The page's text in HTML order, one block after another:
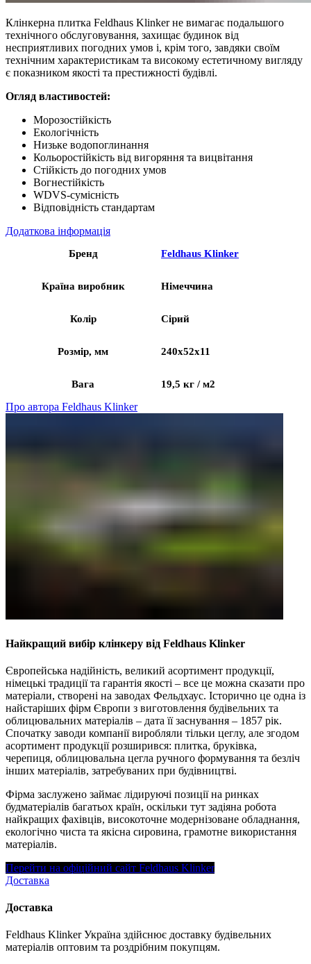
Клінкерна плитка Feldhaus Klinker не вимагає подальшого
технічного обслуговування, захищає будинок від
несприятливих погодних умов і, крім того, завдяки своїм
технічним характеристикам та високому естетичному вигляду
є показником якості та престижності будівлі.
Огляд властивостей:
Морозостійкість
Екологічність
Низьке водопоглинання
Кольоростійкість від вигоряння та вицвітання
Стійкість до погодних умов
Вогнестійкість
WDVS-сумісність
Відповідність стандартам
Додаткова інформація
Бренд Feldhaus Klinker
Країна виробник Німеччина
Колір Сірий
Розмір, мм 240x52x11
Вага 19,5 кг / м2
Про автора Feldhaus Klinker
Найкращий вибір клінкеру від Feldhaus Klinker
Європейська надійність, великий асортимент продукції,
німецькі традиції та гарантія якості – все це можна сказати про
матеріали, створені на заводах Фельдхаус. Історично це одна із
найстаріших фірм Європи з виготовлення будівельних та
облицювальних матеріалів – дата її заснування – 1857 рік.
Спочатку заводи компанії виробляли тільки цеглу, але згодом
асортимент продукції розширився: плитка, бруківка,
черепиця, облицювальна цегла ручного формування та безліч
інших матеріалів, затребуваних при будівництві.
Фірма заслужено займає лідируючі позиції на ринках
будматеріалів багатьох країн, оскільки тут задіяна робота
найкращих фахівців, високоточне модернізоване обладнання,
екологічно чиста та якісна сировина, грамотне використання
матеріалів.
Перейти на офіційний сайт Feldhaus Klinker
Доставка
Доставка
Feldhaus Klinker Україна здійснює доставку будівельних
матеріалів оптовим та роздрібним покупцям.